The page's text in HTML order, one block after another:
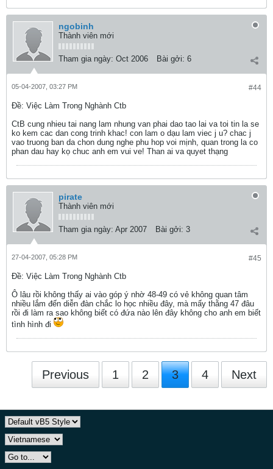
ngobinh
Thành viên mới
Tham gia ngày: Oct 2006 Bài gởi: 6
#44
05-04-2007, 03:27 PM
Ðề: Việc Làm Trong Nghành Ctb
CtB cung nhieu tai nang lam nhung van phai dao tao lai va toi tin la se
ko kem cac dan cong trinh khac! con lam o dạu lam viec j u? chac j
vao truong ban da chon dung nghe phu hop voi mịnh, quan trong la co
phan dau hay kọ chuc anh em vui ve! Than ai va quyet thạng
pirate
Thành viên mới
Tham gia ngày: Apr 2007 Bài gởi: 3
#45
27-04-2007, 05:28 PM
Ðề: Việc Làm Trong Nghành Ctb
Ô lâu rồi không thấy ai vào góp ý nhờ 48-49 có vẻ không quan tâm
nhiều lắm đến diễn đàn chắc lo học nhiều đây, mà mấy thằng 47 đâu
rồi đi làm ra sao không biết có đứa nào lên đây không cho anh em biết
tình hình đi
Previous 1 2 3 4 Next